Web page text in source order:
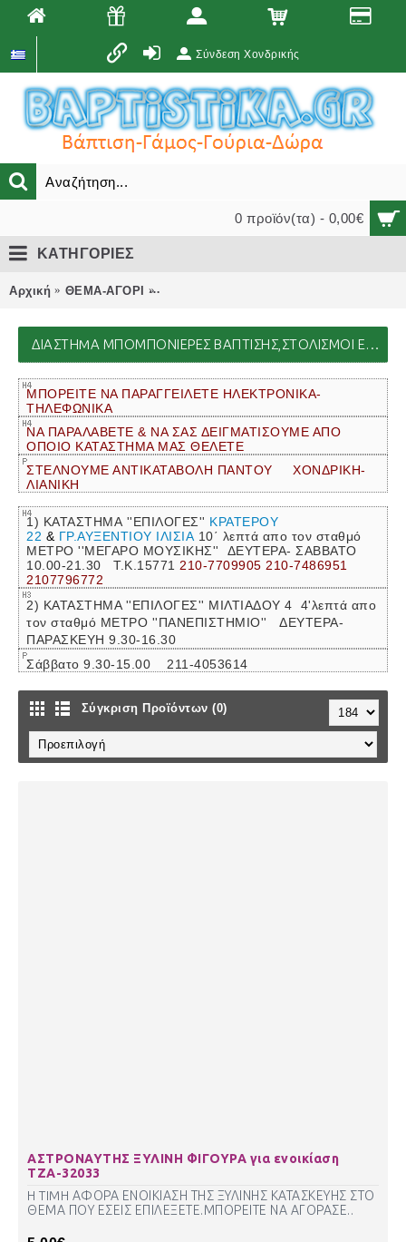
Σύνδεση Χονδρικής
0 προϊόν(τα) - 0,00€
ΚΑΤΗΓΟΡΙΕΣ
Αρχική ΘΕΜΑ-ΑΓΟΡΙ ΔΙΑΣΤΗMΑ μπομπονιέρες
ΔΙΑΣΤΗMΑ ΜΠΟΜΠΟΝΙΈΡΕΣ ΒΆΠΤΙΣΗΣ,ΣΤΟΛΙΣΜΟΊ ΕΚΚΛΗΣΊΑΣ,ΒΑΠΤΙΣΤΙΚΆ ΠΑΚΈΤΑ,ΔΏΡΑ ΠΆΡΤΙ, ΜΑΙΕΥΤΗΡΊΟΥ
ΜΠΟΡΕΙΤΕ ΝΑ ΠΑΡΑΓΓΕΙΛΕΤΕ ΗΛΕΚΤΡΟΝΙΚΑ-
ΤΗΛΕΦΩΝΙΚΑ
ΝΑ ΠΑΡΑΛΑΒΕΤΕ & ΝΑ ΣΑΣ ΔΕΙΓΜΑΤΙΣΟΥΜΕ ΑΠΟ
ΟΠΟΙΟ ΚΑΤΑΣΤΗΜΑ ΜΑΣ ΘΕΛΕΤΕ
ΣΤΕΛΝΟΥΜΕ ΑΝΤΙΚΑΤΑΒΟΛΗ ΠΑΝΤΟΥ ΧΟΝΔΡΙΚΗ-
ΛΙΑΝΙΚΗ
1) ΚΑΤΑΣΤΗΜΑ ''ΕΠΙΛΟΓΕΣ'' ΚΡΑΤΕΡΟΥ
22 & ΓΡ.ΑΥΞΕΝΤΙΟΥ ΙΛΙΣΙΑ 10΄ λεπτά απο τον σταθμό
ΜΕΤΡΟ ''ΜΕΓΑΡΟ ΜΟΥΣΙΚΗΣ''
ΔΕΥΤΕΡΑ- ΣΑΒΒΑΤΟ
10.00-21.30 Τ.Κ.15771 210-7709905 210-7486951
2107796772
2) ΚΑΤΑΣΤΗΜΑ ''ΕΠΙΛΟΓΕΣ'' ΜΙΛΤΙΑΔΟΥ 4 4'λεπτά απο
τον σταθμό ΜΕΤΡΟ ''ΠΑΝΕΠΙΣΤΗΜΙΟ'' ΔΕΥΤΕΡΑ-
ΠΑΡΑΣΚΕΥΗ 9.30-16.30
Σάββατο 9.30-15.00 211-4053614
Σύγκριση Προϊόντων (0)
ΑΣΤΡΟΝΑΥΤΗΣ ΞΥΛΙΝΗ ΦΙΓΟΥΡΑ για ενοικίαση
ΤΖΑ-32033
H TIMH ΑΦΟΡΑ ΕΝΟΙΚΙΑΣΗ ΤΗΣ ΞΥΛΙΝΗΣ ΚΑΤΑΣΚΕΥΗΣ ΣΤΟ
ΘΕΜΑ ΠΟΥ ΕΣΕΙΣ ΕΠΙΛΕΞΕΤΕ.ΜΠΟΡΕΙΤΕ ΝΑ ΑΓΟΡΑΣΕ..